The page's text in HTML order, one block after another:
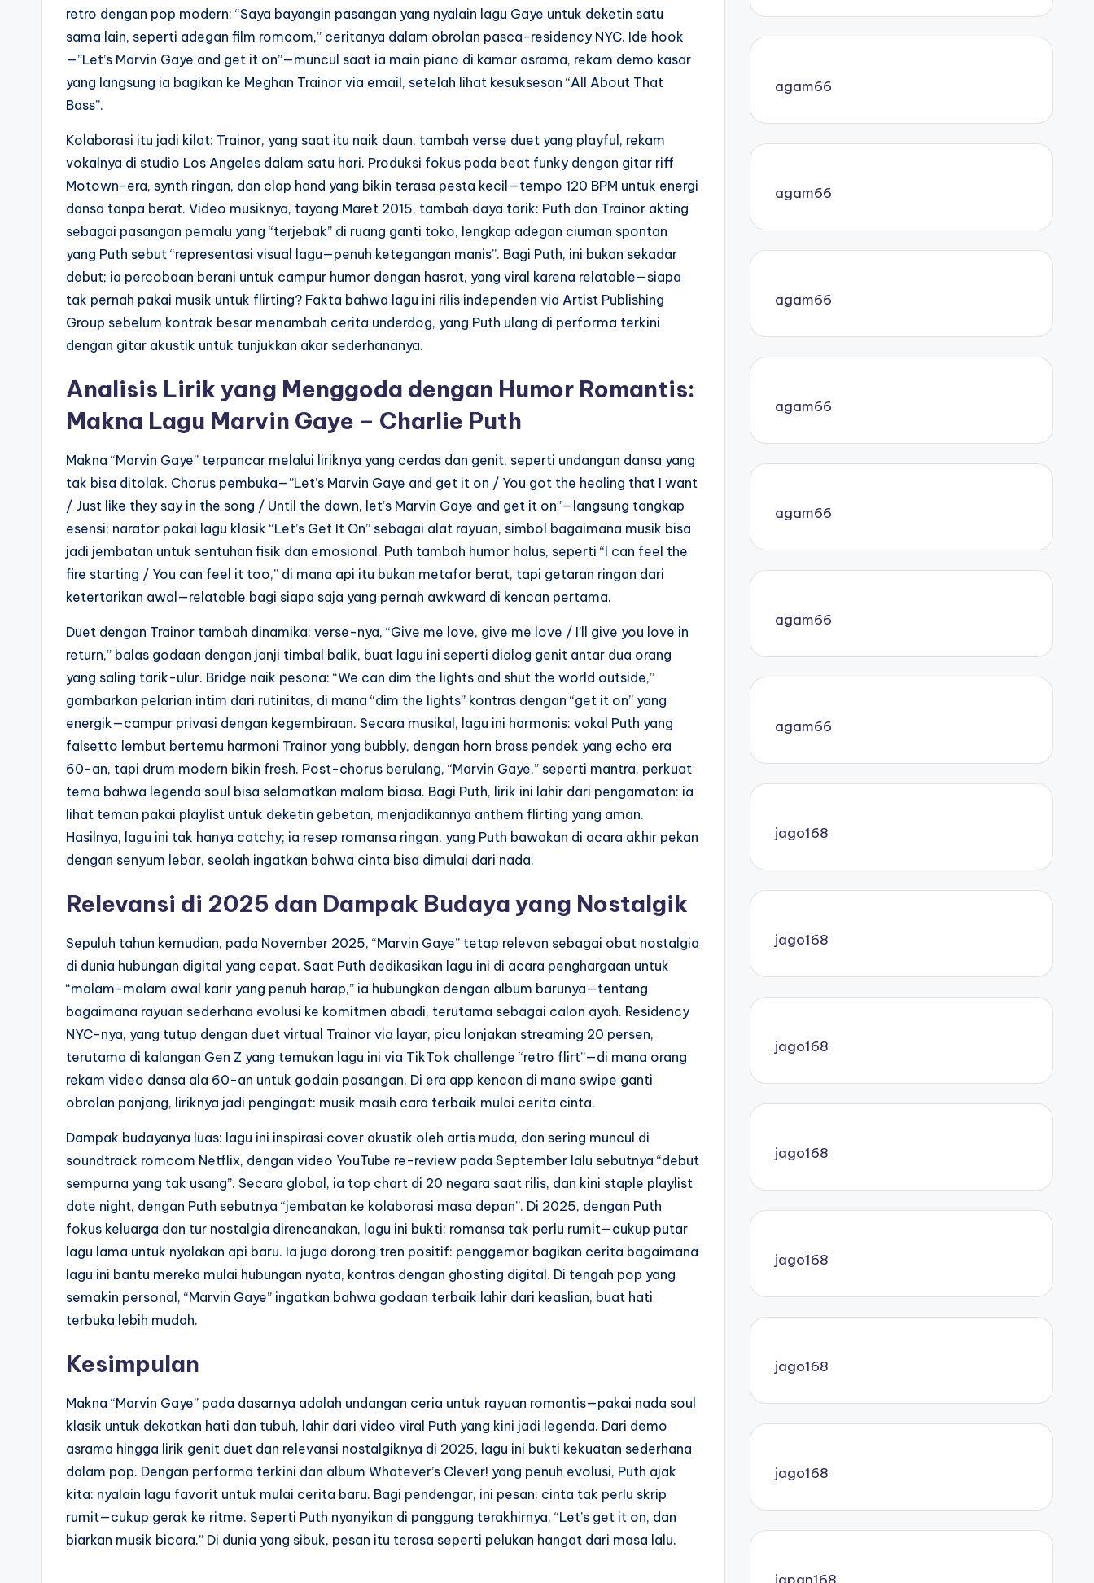
retro dengan pop modern: “Saya bayangin pasangan yang nyalain lagu Gaye untuk deketin satu
sama lain, seperti adegan film romcom,” ceritanya dalam obrolan pasca-residency NYC. Ide hook
—”Let’s Marvin Gaye and get it on”—muncul saat ia main piano di kamar asrama, rekam demo kasar
yang langsung ia bagikan ke Meghan Trainor via email, setelah lihat kesuksesan “All About That
Bass”.
Kolaborasi itu jadi kilat: Trainor, yang saat itu naik daun, tambah verse duet yang playful, rekam
vokalnya di studio Los Angeles dalam satu hari. Produksi fokus pada beat funky dengan gitar riff
Motown-era, synth ringan, dan clap hand yang bikin terasa pesta kecil—tempo 120 BPM untuk energi
dansa tanpa berat. Video musiknya, tayang Maret 2015, tambah daya tarik: Puth dan Trainor akting
sebagai pasangan pemalu yang “terjebak” di ruang ganti toko, lengkap adegan ciuman spontan
yang Puth sebut “representasi visual lagu—penuh ketegangan manis”. Bagi Puth, ini bukan sekadar
debut; ia percobaan berani untuk campur humor dengan hasrat, yang viral karena relatable—siapa
tak pernah pakai musik untuk flirting? Fakta bahwa lagu ini rilis independen via Artist Publishing
Group sebelum kontrak besar menambah cerita underdog, yang Puth ulang di performa terkini
dengan gitar akustik untuk tunjukkan akar sederhananya.
Analisis Lirik yang Menggoda dengan Humor Romantis:
Makna Lagu Marvin Gaye – Charlie Puth
Makna “Marvin Gaye” terpancar melalui liriknya yang cerdas dan genit, seperti undangan dansa yang
tak bisa ditolak. Chorus pembuka—”Let’s Marvin Gaye and get it on / You got the healing that I want
/ Just like they say in the song / Until the dawn, let’s Marvin Gaye and get it on”—langsung tangkap
esensi: narator pakai lagu klasik “Let’s Get It On” sebagai alat rayuan, simbol bagaimana musik bisa
jadi jembatan untuk sentuhan fisik dan emosional. Puth tambah humor halus, seperti “I can feel the
fire starting / You can feel it too,” di mana api itu bukan metafor berat, tapi getaran ringan dari
ketertarikan awal—relatable bagi siapa saja yang pernah awkward di kencan pertama.
Duet dengan Trainor tambah dinamika: verse-nya, “Give me love, give me love / I’ll give you love in
return,” balas godaan dengan janji timbal balik, buat lagu ini seperti dialog genit antar dua orang
yang saling tarik-ulur. Bridge naik pesona: “We can dim the lights and shut the world outside,”
gambarkan pelarian intim dari rutinitas, di mana “dim the lights” kontras dengan “get it on” yang
energik—campur privasi dengan kegembiraan. Secara musikal, lagu ini harmonis: vokal Puth yang
falsetto lembut bertemu harmoni Trainor yang bubbly, dengan horn brass pendek yang echo era
60-an, tapi drum modern bikin fresh. Post-chorus berulang, “Marvin Gaye,” seperti mantra, perkuat
tema bahwa legenda soul bisa selamatkan malam biasa. Bagi Puth, lirik ini lahir dari pengamatan: ia
lihat teman pakai playlist untuk deketin gebetan, menjadikannya anthem flirting yang aman.
Hasilnya, lagu ini tak hanya catchy; ia resep romansa ringan, yang Puth bawakan di acara akhir pekan
dengan senyum lebar, seolah ingatkan bahwa cinta bisa dimulai dari nada.
Relevansi di 2025 dan Dampak Budaya yang Nostalgik
Sepuluh tahun kemudian, pada November 2025, “Marvin Gaye” tetap relevan sebagai obat nostalgia
di dunia hubungan digital yang cepat. Saat Puth dedikasikan lagu ini di acara penghargaan untuk
“malam-malam awal karir yang penuh harap,” ia hubungkan dengan album barunya—tentang
bagaimana rayuan sederhana evolusi ke komitmen abadi, terutama sebagai calon ayah. Residency
NYC-nya, yang tutup dengan duet virtual Trainor via layar, picu lonjakan streaming 20 persen,
terutama di kalangan Gen Z yang temukan lagu ini via TikTok challenge “retro flirt”—di mana orang
rekam video dansa ala 60-an untuk godain pasangan. Di era app kencan di mana swipe ganti
obrolan panjang, liriknya jadi pengingat: musik masih cara terbaik mulai cerita cinta.
Dampak budayanya luas: lagu ini inspirasi cover akustik oleh artis muda, dan sering muncul di
soundtrack romcom Netflix, dengan video YouTube re-review pada September lalu sebutnya “debut
sempurna yang tak usang”. Secara global, ia top chart di 20 negara saat rilis, dan kini staple playlist
date night, dengan Puth sebutnya “jembatan ke kolaborasi masa depan”. Di 2025, dengan Puth
fokus keluarga dan tur nostalgia direncanakan, lagu ini bukti: romansa tak perlu rumit—cukup putar
lagu lama untuk nyalakan api baru. Ia juga dorong tren positif: penggemar bagikan cerita bagaimana
lagu ini bantu mereka mulai hubungan nyata, kontras dengan ghosting digital. Di tengah pop yang
semakin personal, “Marvin Gaye” ingatkan bahwa godaan terbaik lahir dari keaslian, buat hati
terbuka lebih mudah.
Kesimpulan
Makna “Marvin Gaye” pada dasarnya adalah undangan ceria untuk rayuan romantis—pakai nada soul
klasik untuk dekatkan hati dan tubuh, lahir dari video viral Puth yang kini jadi legenda. Dari demo
asrama hingga lirik genit duet dan relevansi nostalgiknya di 2025, lagu ini bukti kekuatan sederhana
dalam pop. Dengan performa terkini dan album Whatever’s Clever! yang penuh evolusi, Puth ajak
kita: nyalain lagu favorit untuk mulai cerita baru. Bagi pendengar, ini pesan: cinta tak perlu skrip
rumit—cukup gerak ke ritme. Seperti Puth nyanyikan di panggung terakhirnya, “Let’s get it on, dan
biarkan musik bicara.” Di dunia yang sibuk, pesan itu terasa seperti pelukan hangat dari masa lalu.
agam66
agam66
agam66
agam66
agam66
agam66
agam66
jago168
jago168
jago168
jago168
jago168
jago168
jago168